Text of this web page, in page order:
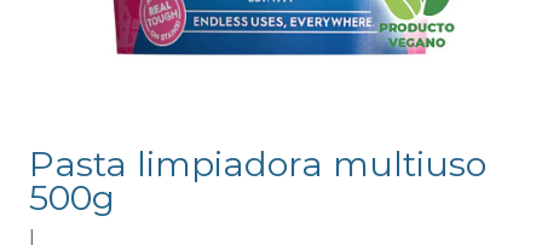
Pasta limpiadora multiuso
500g
|